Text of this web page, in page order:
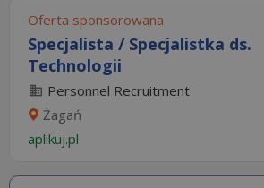
Oferta sponsorowana
Specjalista / Specjalistka ds.
Technologii
Personnel Recruitment
Żagań
aplikuj.pl